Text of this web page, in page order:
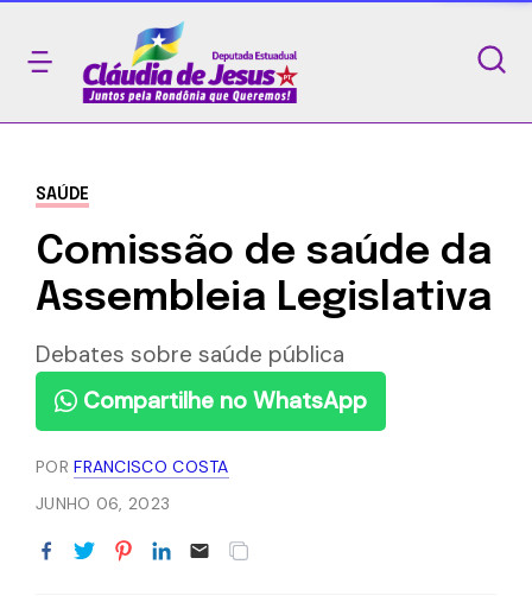
SAÚDE
Comissão de saúde da
Assembleia Legislativa
Debates sobre saúde pública
Compartilhe no WhatsApp
PORFRANCISCO COSTA
JUNHO 06, 2023